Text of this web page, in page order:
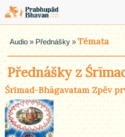
Audio » Přednášky » Témata
Přednášky z
Śrīmad-Bhāgavatam Zpěv